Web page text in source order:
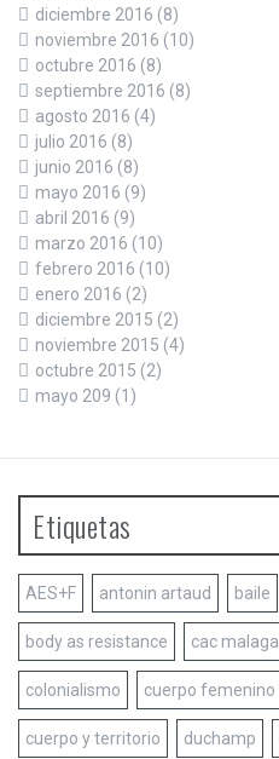
diciembre 2016 (8)
noviembre 2016 (10)
octubre 2016 (8)
septiembre 2016 (8)
agosto 2016 (4)
julio 2016 (8)
junio 2016 (8)
mayo 2016 (9)
abril 2016 (9)
marzo 2016 (10)
febrero 2016 (10)
enero 2016 (2)
diciembre 2015 (2)
noviembre 2015 (4)
octubre 2015 (2)
mayo 209 (1)
Etiquetas
AES+F antonin artaud baile
body as resistance cac malaga
colonialismo cuerpo femenino
cuerpo y territorio duchamp